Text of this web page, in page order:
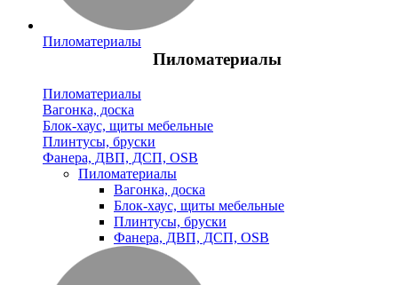
Пиломатериалы
Пиломатериалы
Пиломатериалы
Вагонка, доска
Блок-хаус, щиты мебельные
Плинтусы, бруски
Фанера, ДВП, ДСП, OSB
Пиломатериалы
Вагонка, доска
Блок-хаус, щиты мебельные
Плинтусы, бруски
Фанера, ДВП, ДСП, OSB